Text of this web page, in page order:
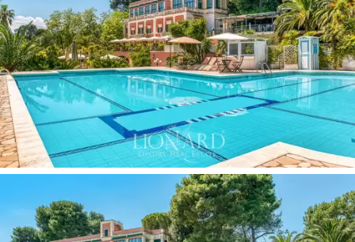
Vuonna 1850 rakennettu ja myöhemmin vuonna 1911
laajennettu huvila on säilyttänyt rakenteensa ennallaan,
kunnostettu hienoksi vuonna 2010 sen neljässä
sisäisessä kerroksessa.
Huvilan sykkivä sydän on keskittynyt eleganttiin
barokkityyliseen olohuoneeseen, jonka vieressä on
erilaisia oleskelutiloja, iso keittiö ruokakomeroineen,
joitain kodinhoitohuoneita, tilava huone, joka sopii
erinomaisesti vastaanottoihin ja kokouksiin sekä valtava
ruokailutila. Huoneesta on näkymä valkoiselle